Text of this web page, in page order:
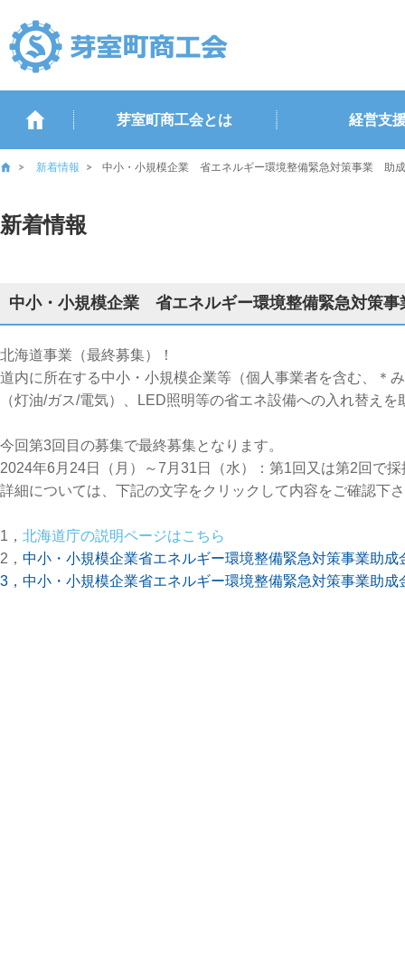
芽室町商工会とは 経営支
新着情報 中小・小規模企業 省エネルギー環境整備緊急対策事業 助
新着情報
中小・小規模企業 省エネルギー環境整備緊急対策
北海道事業（最終募集）！
道内に所在する中小・小規模企業等（個人事業者を含む、＊
（灯油/ガス/電気）、LED照明等の省エネ設備への入れ替え
今回第3回目の募集で最終募集となります。
2024年6月24日（月）～7月31日（水）：第1回又は第2回で
詳細については、下記の文字をクリックして内容をご確認下
1， 北海道庁の説明ページはこちら
2， 中小・小規模企業省エネルギー環境整備緊急対策事業助
3， 中小・小規模企業省エネルギー環境整備緊急対策事業助